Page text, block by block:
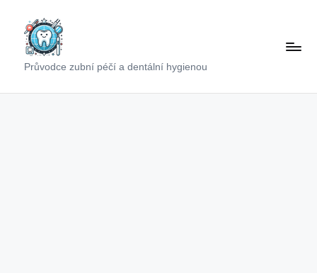
contentPrůvodce zubní péčí a dentální hygienou